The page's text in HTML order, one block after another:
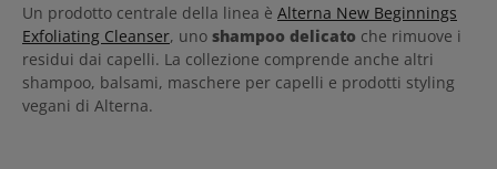
Un prodotto centrale della linea è Alterna New Beginnings
Exfoliating Cleanser, uno shampoo delicato che rimuove i
residui dai capelli. La collezione comprende anche altri
shampoo, balsami, maschere per capelli e prodotti styling
vegani di Alterna.